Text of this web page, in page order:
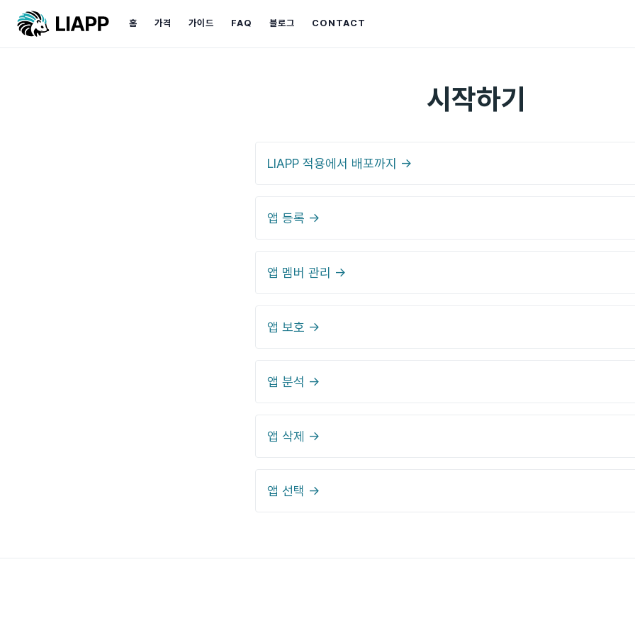
홈 가격 가이드 FAQ 블로그 CONTACT
시작하기
LIAPP 적용에서 배포까지 →
앱 등록 →
앱 멤버 관리 →
앱 보호 →
앱 분석 →
앱 삭제 →
앱 선택 →